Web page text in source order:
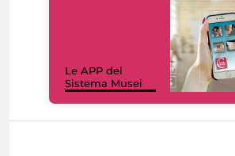
Le APP del
Sistema Musei